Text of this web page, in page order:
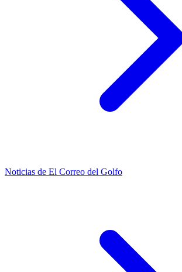
Noticias de El Correo del Golfo